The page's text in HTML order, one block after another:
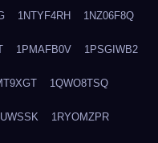
1NTYF4RH 1NZ06F8Q
1PMAFB0V 1PSGIWB2
1QWO8TSQ
1RYOMZPR